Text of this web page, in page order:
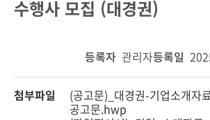
수행사 모집 (대경권)
등록자 관리자등록일
첨부파일
(공고문)_대경권-기업소개자
공고문.hwp